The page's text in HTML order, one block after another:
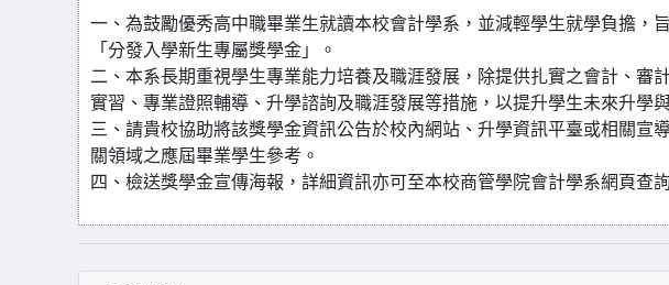
一、為鼓勵優秀高中職畢業生就讀本校會計學系，並減輕學生就學負擔，
「分發入學新生專屬獎學金」。
二、本系長期重視學生專業能力培養及職涯發展，除提供扎實之會計、審
實習、專業證照輔導、升學諮詢及職涯發展等措施，以提升學生未來升學
三、請貴校協助將該獎學金資訊公告於校內網站、升學資訊平臺或相關宣
關領域之應屆畢業學生參考。
四、檢送獎學金宣傳海報，詳細資訊亦可至本校商管學院會計學系網頁查